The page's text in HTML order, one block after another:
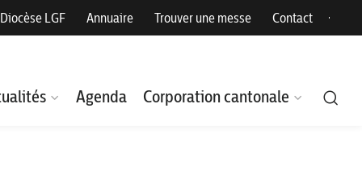
Diocèse LGF Annuaire Trouver une messe Contact
Agenda Corporation cantonale